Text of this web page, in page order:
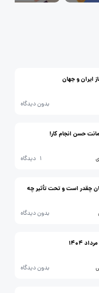
ایران و جهان
بدون دیدگاه
حسن انجام کار!
1 دیدگاه
چقدر است و تحت تأثیر چه
بدون دیدگاه
1404
بدون دیدگاه